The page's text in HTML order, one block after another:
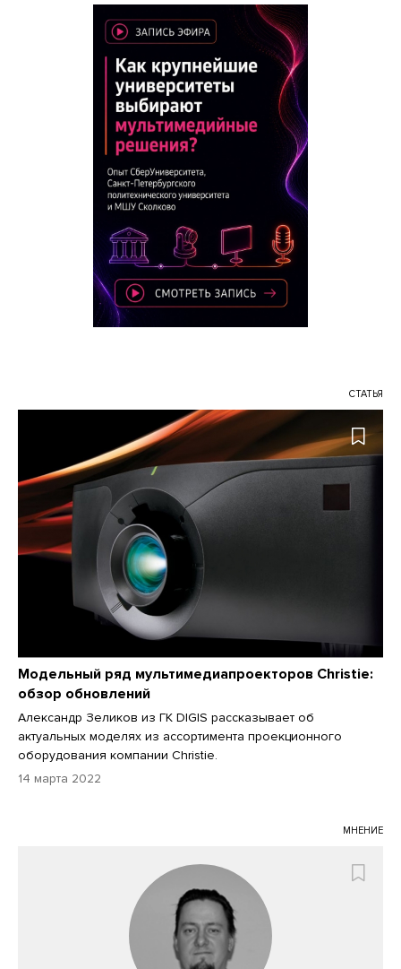
СТАТЬЯ
Модельный ряд мультимедиапроекторов Christie:
обзор обновлений
Александр Зеликов из ГК DIGIS рассказывает об
актуальных моделях из ассортимента проекционного
оборудования компании Christie.
14 марта 2022
МНЕНИЕ